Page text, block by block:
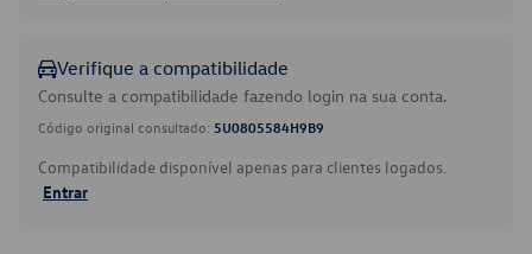
Verifique a compatibilidade
Consulte a compatibilidade fazendo login na sua conta.
Código original consultado: 5U0805584H9B9
Compatibilidade disponível apenas para clientes logados.
Entrar